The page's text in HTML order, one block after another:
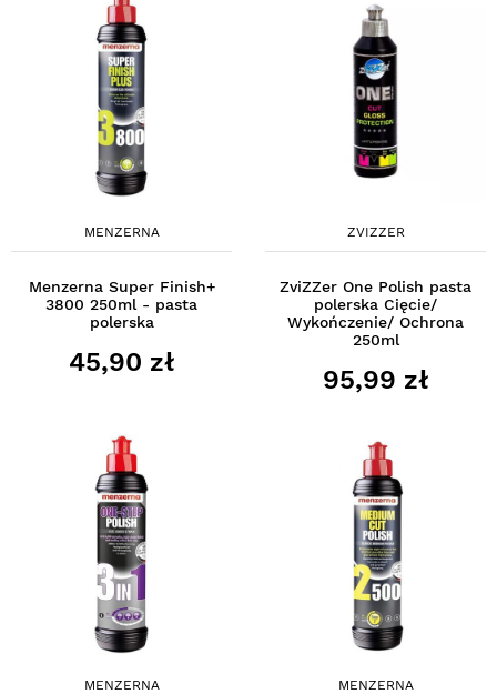
MENZERNA
Menzerna Super Finish+
3800 250ml - pasta
polerska
45,90 zł
ZVIZZER
ZviZZer One Polish pasta
polerska Cięcie/
Wykończenie/ Ochrona
250ml
95,99 zł
MENZERNA MENZERNA